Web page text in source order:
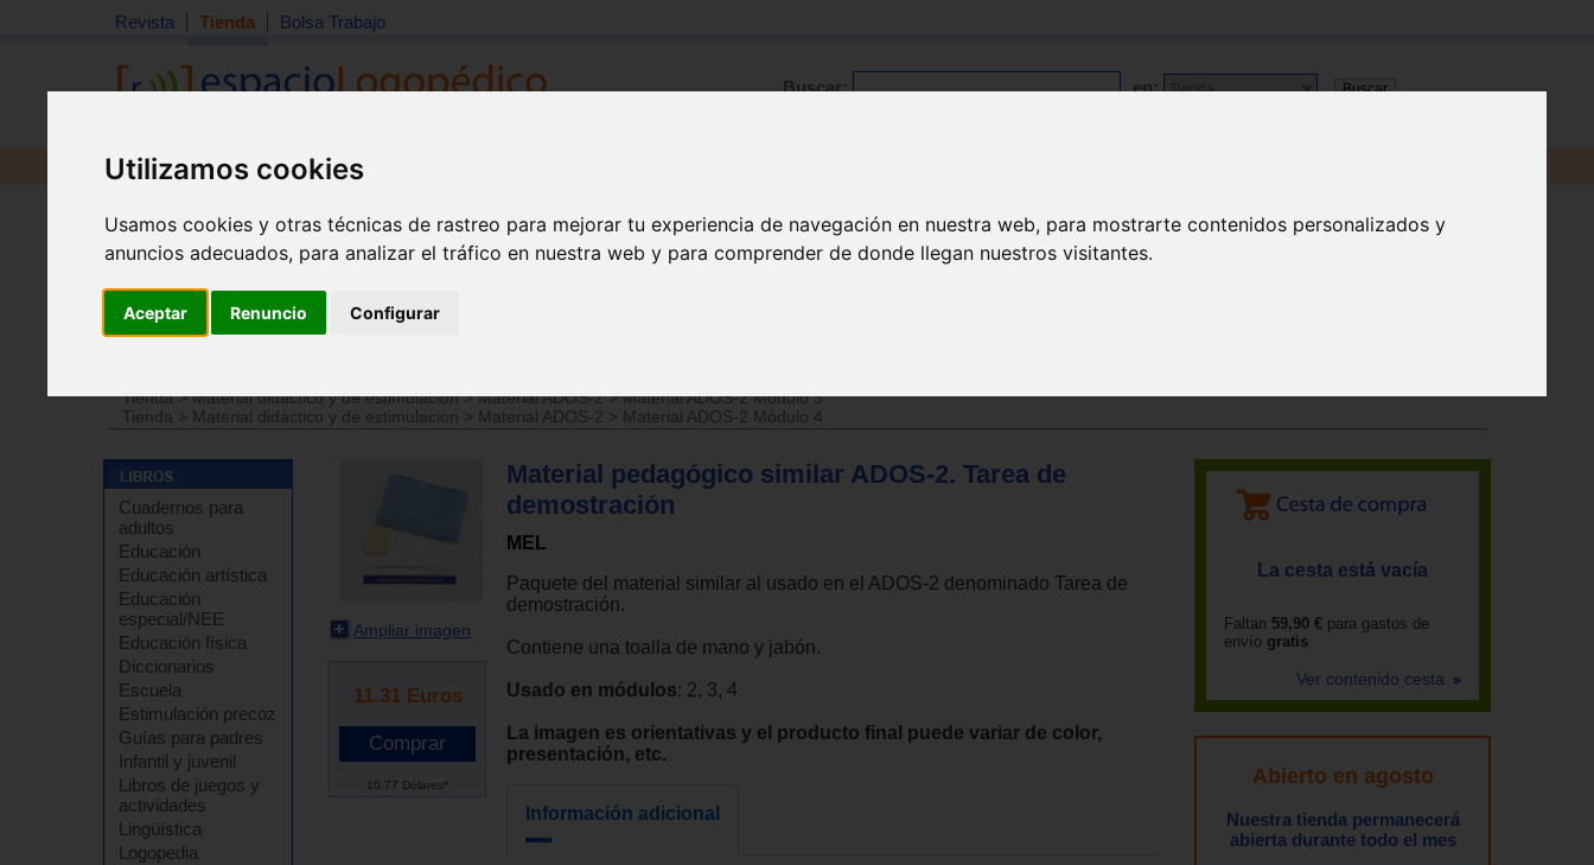
Utilizamos cookies
Usamos cookies y otras técnicas de rastreo para mejorar tu experiencia de navegación en nuestra web, para mostrarte contenidos personalizados y
anuncios adecuados, para analizar el tráfico en nuestra web y para comprender de donde llegan nuestros visitantes.
Aceptar Renuncio Configurar
Revista Tienda Bolsa Trabajo
Buscar: en:
Revista Libros Material
Tienda>Material didáctico y de estimulación>Material ADOS-2>Material ADOS-2 Módulo 3
Tienda
> Material didáctico y de estimulación > Material ADOS-2 > Material ADOS-2 Módulo 4
Cuadernos para
adultos
Educación
Educación artística
Educación
especial/NEE
Educación física
Diccionarios
Escuela
Estimulación precoz
Guías para padres
Infantil y juvenil
Libros de juegos y
actividades
Lingüística
Logopedia
Ampliar imagen
11.31 Euros
10.77 Dólares*
Material pedagógico similar ADOS-2. Tarea de
demostración
MEL
Paquete del material similar al usado en el ADOS-2 denominado Tarea de
demostración.
Contiene una toalla de mano y jabón.
Usado en módulos: 2, 3, 4
La imagen es orientativas y el producto final puede variar de color,
presentación, etc.
Información adicional
La cesta está vacía
Faltan 59,90 € para gastos de
envío gratis
Ver contenido cesta
Abierto en agosto
Nuestra tienda permanecerá
abierta durante todo el mes